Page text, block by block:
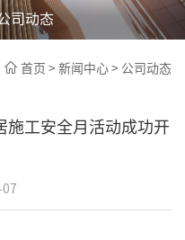
司动态
首页 > 新闻中心 > 公司动态
施工安全月活动成功开
07